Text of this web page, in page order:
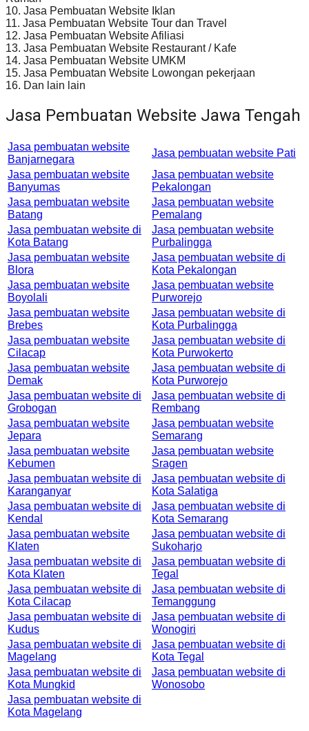
10. Jasa Pembuatan Website Iklan
11. Jasa Pembuatan Website Tour dan Travel
12. Jasa Pembuatan Website Afiliasi
13. Jasa Pembuatan Website Restaurant / Kafe
14. Jasa Pembuatan Website UMKM
15. Jasa Pembuatan Website Lowongan pekerjaan
16. Dan lain lain
Jasa Pembuatan Website Jawa Tengah
Jasa pembuatan website
Banjarnegara
Jasa pembuatan website Pati
Jasa pembuatan website
Banyumas
Jasa pembuatan website
Pekalongan
Jasa pembuatan website
Batang
Jasa pembuatan website
Pemalang
Jasa pembuatan website di
Kota Batang
Jasa pembuatan website
Purbalingga
Jasa pembuatan website
Blora
Jasa pembuatan website di
Kota Pekalongan
Jasa pembuatan website
Boyolali
Jasa pembuatan website
Purworejo
Jasa pembuatan website
Brebes
Jasa pembuatan website di
Kota Purbalingga
Jasa pembuatan website
Cilacap
Jasa pembuatan website di
Kota Purwokerto
Jasa pembuatan website
Demak
Jasa pembuatan website di
Kota Purworejo
Jasa pembuatan website di
Grobogan
Jasa pembuatan website di
Rembang
Jasa pembuatan website
Jepara
Jasa pembuatan website
Semarang
Jasa pembuatan website
Kebumen
Jasa pembuatan website
Sragen
Jasa pembuatan website di
Karanganyar
Jasa pembuatan website di
Kota Salatiga
Jasa pembuatan website di
Kendal
Jasa pembuatan website di
Kota Semarang
Jasa pembuatan website
Klaten
Jasa pembuatan website di
Sukoharjo
Jasa pembuatan website di
Kota Klaten
Jasa pembuatan website di
Tegal
Jasa pembuatan website di
Kota Cilacap
Jasa pembuatan website di
Temanggung
Jasa pembuatan website di
Kudus
Jasa pembuatan website di
Wonogiri
Jasa pembuatan website di
Magelang
Jasa pembuatan website di
Kota Tegal
Jasa pembuatan website di
Kota Mungkid
Jasa pembuatan website di
Wonosobo
Jasa pembuatan website di
Kota Magelang